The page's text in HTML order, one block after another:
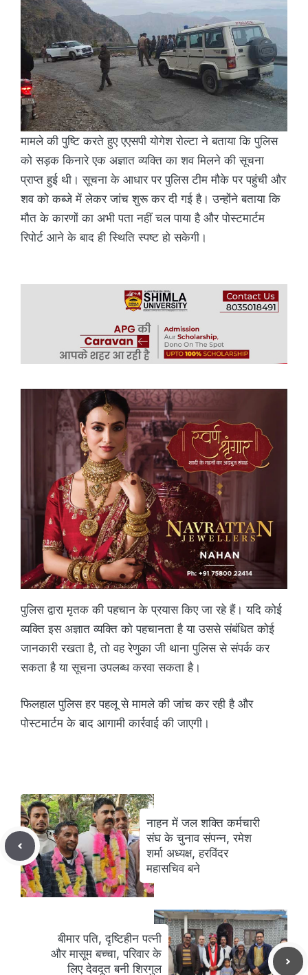
मामले की पुष्टि करते हुए एएसपी योगेश रोल्टा ने बताया कि पुलिस
को सड़क किनारे एक अज्ञात व्यक्ति का शव मिलने की सूचना
प्राप्त हुई थी। सूचना के आधार पर पुलिस टीम मौके पर पहुंची और
शव को कब्जे में लेकर जांच शुरू कर दी गई है। उन्होंने बताया कि
मौत के कारणों का अभी पता नहीं चल पाया है और पोस्टमार्टम
रिपोर्ट आने के बाद ही स्थिति स्पष्ट हो सकेगी।
पुलिस द्वारा मृतक की पहचान के प्रयास किए जा रहे हैं। यदि कोई
व्यक्ति इस अज्ञात व्यक्ति को पहचानता है या उससे संबंधित कोई
जानकारी रखता है, तो वह रेणुका जी थाना पुलिस से संपर्क कर
सकता है या सूचना उपलब्ध करवा सकता है।
फिलहाल पुलिस हर पहलू से मामले की जांच कर रही है और
पोस्टमार्टम के बाद आगामी कार्रवाई की जाएगी।
नाहन में जल शक्ति कर्मचारी
संघ के चुनाव संपन्न, रमेश
शर्मा अध्यक्ष, हरविंदर
महासचिव बने
बीमार पति, दृष्टिहीन पत्नी
और मासूम बच्चा, परिवार के
लिए देवदूत बनी शिरगुल